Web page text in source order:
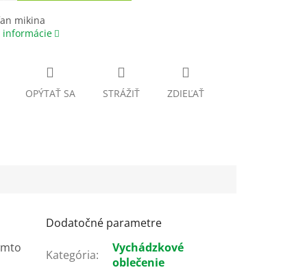
mikina
informácie
OPÝTAŤ SA STRÁŽIŤ ZDIEĽAŤ
Dodatočné parametre
Kategória:
Vychádzkové
oblečenie